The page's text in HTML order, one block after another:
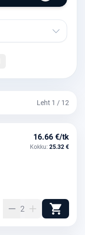
Leht 1 / 12
16.66 €/tk
Kokku: 25.32 €
2